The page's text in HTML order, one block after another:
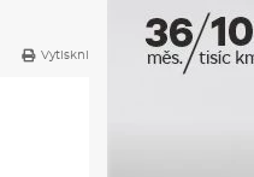
Vytiskni